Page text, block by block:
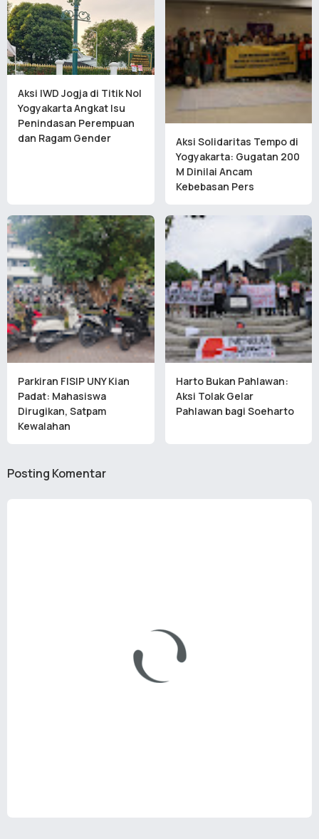
Aksi IWD Jogja di Titik Nol
Yogyakarta Angkat Isu
Penindasan Perempuan
dan Ragam Gender
Aksi Solidaritas Tempo di
Yogyakarta: Gugatan 200
M Dinilai Ancam
Kebebasan Pers
Parkiran FISIP UNY Kian
Padat: Mahasiswa
Dirugikan, Satpam
Kewalahan
Harto Bukan Pahlawan:
Aksi Tolak Gelar
Pahlawan bagi Soeharto
Posting Komentar